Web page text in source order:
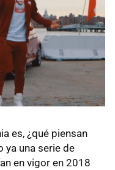
es, ¿qué piensan
ya una serie de
en vigor en 2018